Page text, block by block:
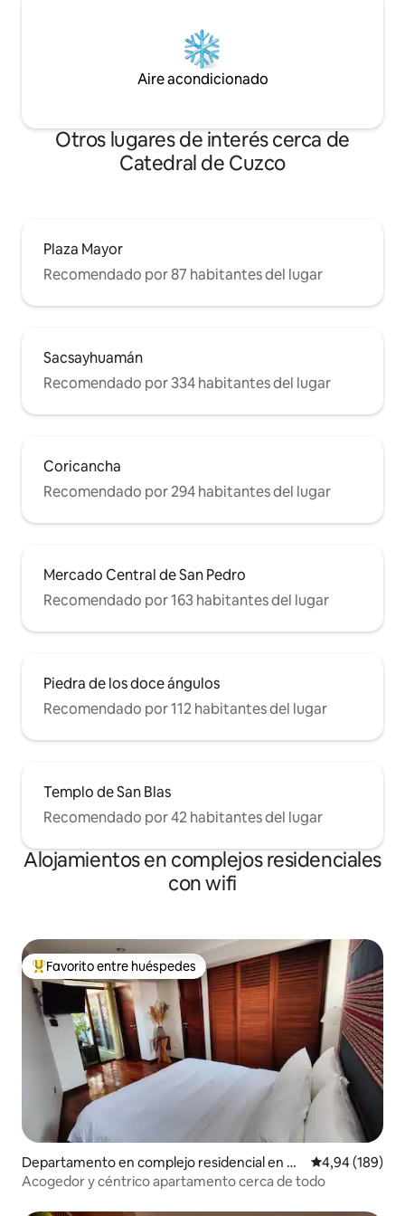
Aire acondicionado
Otros lugares de interés cerca de
Catedral de Cuzco
Plaza Mayor
Recomendado por 87 habitantes del lugar
Sacsayhuamán
Recomendado por 334 habitantes del lugar
Coricancha
Recomendado por 294 habitantes del lugar
Mercado Central de San Pedro
Recomendado por 163 habitantes del lugar
Piedra de los doce ángulos
Recomendado por 112 habitantes del lugar
Templo de San Blas
Recomendado por 42 habitantes del lugar
Alojamientos en complejos residenciales
con wifi
Favorito entre los huéspedes más destacados
Favorito entre huéspedes
Departamento en complejo residencial en C
uzco
Calificación
4,94 (189)
Acogedor y céntrico apartamento cerca de todo